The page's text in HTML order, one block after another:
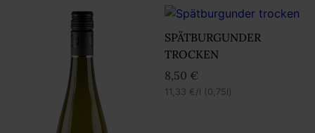
SPÄTBURGUNDER
TROCKEN
8,50 €
11,33 € /l (0,75l)